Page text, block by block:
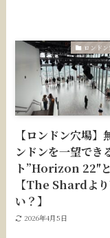
ロンド
【ロンドン穴場】
ンドンを一望でき
ト”Horizon 22″
【The Shardよ
い？】
2026年4月5日